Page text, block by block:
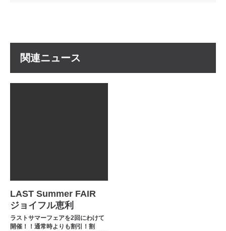
関連ニュース
LAST Summer FAIR
ジョイフル恵利
ラストサマーフェアを2回にわけて
開催！！通常時よりも割引！割